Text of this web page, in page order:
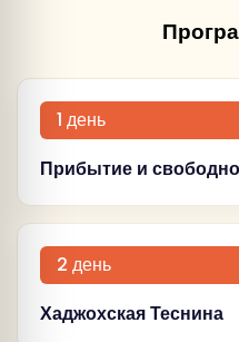
1 день
Прибытие и
(Воскресенье)
2 день
Хаджохская Теснина